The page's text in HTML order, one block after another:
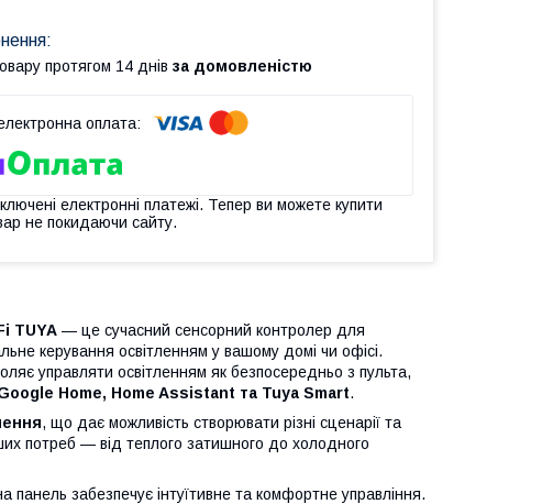
протягом 14 днів за домовленістю
електронні платежі. Тепер ви можете купити
не покидаючи сайту.
TUYA — це сучасний сенсорний контролер для
керування освітленням у вашому домі чи офісі.
управляти освітленням як безпосередньо з пульта,
Home, Home Assistant та Tuya Smart.
, що дає можливість створювати різні сценарії та
потреб — від теплого затишного до холодного
панель забезпечує інтуїтивне та комфортне управління.